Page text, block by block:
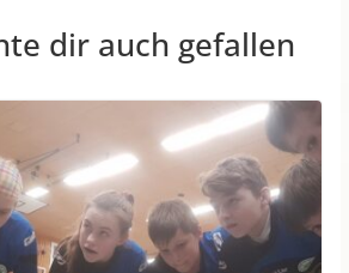
dir auch gefallen